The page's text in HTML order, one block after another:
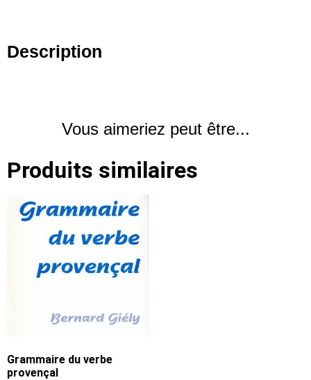
Description
Vous aimeriez peut être...
Produits similaires
Grammaire du verbe
provençal